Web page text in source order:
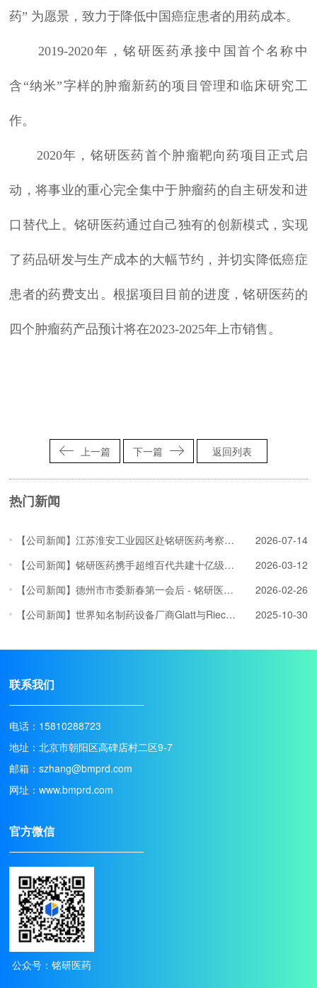
药” 为愿景，致力于降低中国癌症患者的用药成本。
2019-2020年，铭研医药承接中国首个名称中
含“纳米”字样的肿瘤新药的项目管理和临床研究工
作。
2020年，铭研医药首个肿瘤靶向药项目正式启
动，将事业的重心完全集中于肿瘤药的自主研发和进
口替代上。铭研医药通过自己独有的创新模式，实现
了药品研发与生产成本的大幅节约，并切实降低癌症
患者的药费支出。根据项目目前的进度，铭研医药的
四个肿瘤药产品预计将在2023-2025年上市销售。
上一篇 下一篇 返回列表
热门新闻
【公司新闻】江苏淮安工业园区赴铭研医药考察交流，深化多肽原料药项目对接
2026-07-14
【公司新闻】铭研医药携手超维百代共建十亿级AI药物研发算力平台
2026-03-12
【公司新闻】德州市市委新春第一会后 - 铭研医药赴乐陵开展项目深化洽谈
2026-02-26
【公司新闻】世界知名制药设备厂商Glatt与Rieckmann技术专家访问铭研医药
2025-10-30
联系我们
电话：15810288723
地址：北京市朝阳区高碑店村二区9-7
邮箱：szhang@bmprd.com
网址：www.bmprd.com
官方微信
公众号：铭研医药